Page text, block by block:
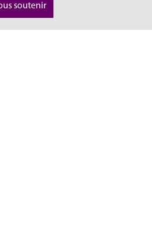
soutenir